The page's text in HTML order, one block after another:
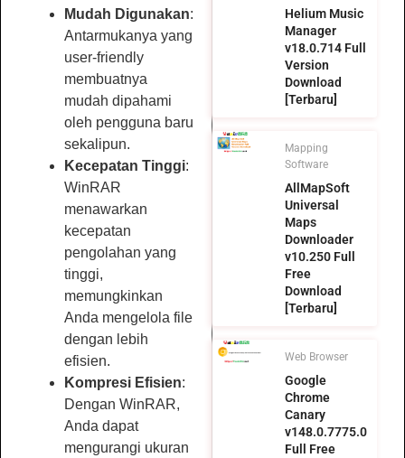
Mudah Digunakan:
Antarmukanya yang
user-friendly
membuatnya
mudah dipahami
oleh pengguna baru
sekalipun.
Kecepatan Tinggi:
WinRAR
menawarkan
kecepatan
pengolahan yang
tinggi,
memungkinkan
Anda mengelola file
dengan lebih
efisien.
Kompresi Efisien:
Dengan WinRAR,
Anda dapat
mengurangi ukuran
Helium Music
Manager
v18.0.714 Full
Version
Download
[Terbaru]
Mapping
Software
AllMapSoft
Universal
Maps
Downloader
v10.250 Full
Free
Download
[Terbaru]
Web Browser
Google
Chrome
Canary
v148.0.7775.0
Full Free